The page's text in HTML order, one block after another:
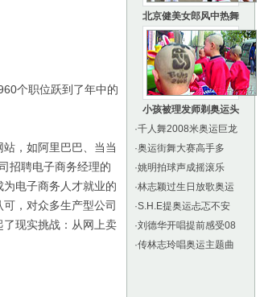
个职位跃到了年中的
，如阿里巴巴、当当
招聘电子商务经理的
电子商务人才就业的
，对众多生产型公司
现实挑战：从网上卖
北京健美女郎风中热舞
小孩被理发师剃奥运头
·千人舞2008米奥运巨龙
·奥运街舞大赛高手多
·姚明拍球声成摇滚乐
·林志颖过生日放歌奥运
·S.H.E提奥运忐忑不安
·刘德华开唱提前感受08
·传林志玲唱奥运主题曲